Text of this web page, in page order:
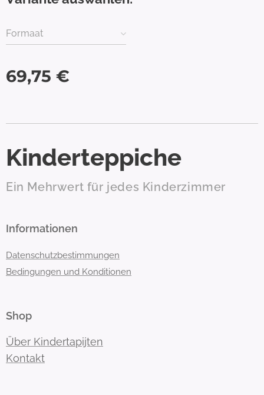
Formaat
69,75 €
Kinderteppiche
Ein Mehrwert für jedes Kinderzimmer
Informationen
Datenschutzbestimmungen
Bedingungen und Konditionen
Shop
Über Kindertapijten
Kontakt